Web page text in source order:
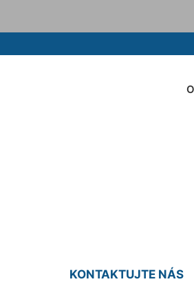
KONTAKTUJTE NÁS